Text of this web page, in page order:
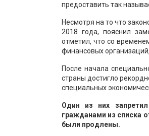
предоставить так
Несмотря на то что
2018 года, пояснил
отметил, что со
финансовых
После начала
страны достигло
специальных
Один из них
гражданами из списка
были продлены.